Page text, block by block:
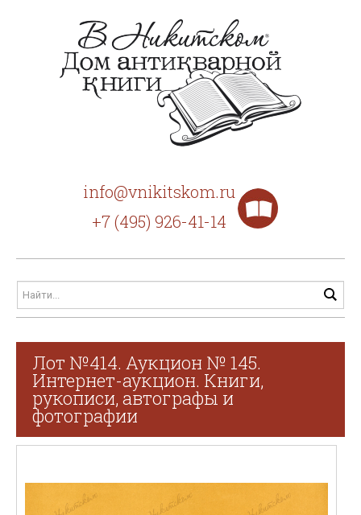
info@vnikitskom.ru
+7 (495) 926-41-14
Лот №414. Аукцион № 145.
Интернет-аукцион. Книги,
рукописи, автографы и
фотографии